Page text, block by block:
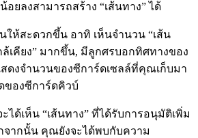
น้อยลงสามารถสร้าง “เส้นทาง” ได้
ห้สะดวกขึ้น อาทิ เห็นจำนวน “เส้น
ล้เคียง” มากขึ้น, มีลูกศรบอกทิศทางของ
สดงจำนวนของซีการ์ดเซลล์ที่คุณเก็บมา
ของซีการ์ดคิวบ์
ได้เห็น “เส้นทาง” ที่ได้รับการอนุมัติเพิ่ม
ากนั้น คุณยังจะได้พบกับความ